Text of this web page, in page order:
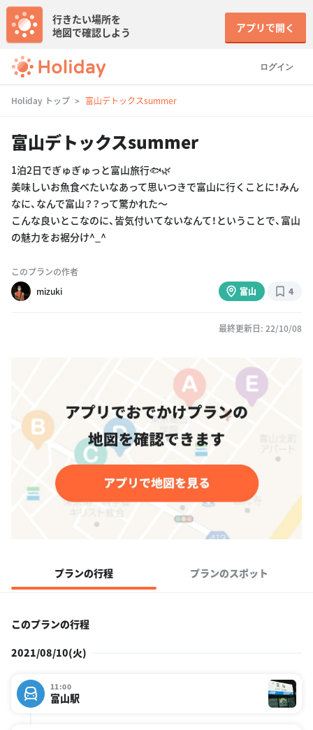
ログイン
行きたい場所を
地図で確認しよう
アプリで開く
Holiday トップ 富山デトックスsummer
富山デトックスsummer
1泊2日でぎゅぎゅっと富山旅行🐟🌿
美味しいお魚食べたいなあって思いつきで富山に行くことに！みん
なに、なんで富山？？って驚かれた〜
こんな良いとこなのに、皆気付いてないなんて！ということで、富山
の魅力をお裾分け^_^
このプランの作者
mizuki
富山 4
最終更新日: 22/10/08
プランの行程 プランのスポット
このプランの行程
2021/08/10(火)
11:00
富山駅